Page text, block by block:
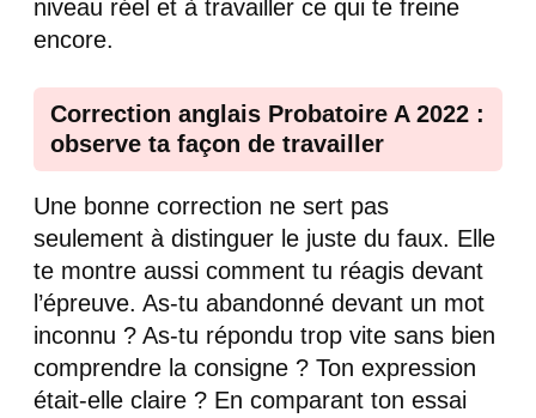
niveau réel et à travailler ce qui te freine
encore.
Correction anglais Probatoire A 2022 :
observe ta façon de travailler
Une bonne correction ne sert pas
seulement à distinguer le juste du faux. Elle
te montre aussi comment tu réagis devant
l’épreuve. As-tu abandonné devant un mot
inconnu ? As-tu répondu trop vite sans bien
comprendre la consigne ? Ton expression
était-elle claire ? En comparant ton essai